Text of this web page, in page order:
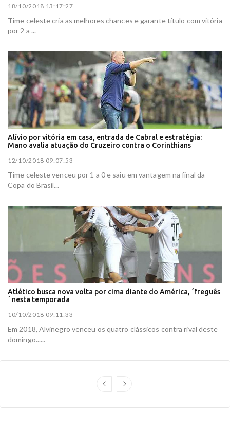
18/10/2018 13:17:27
Time celeste cria as melhores chances e garante título com vitória
por 2 a ...
Alívio por vitória em casa, entrada de Cabral e estratégia:
Mano avalia atuação do Cruzeiro contra o Corinthians
12/10/2018 09:07:53
Time celeste venceu por 1 a 0 e saiu em vantagem na final da
Copa do Brasil...
Atlético busca nova volta por cima diante do América, ´freguês
´ nesta temporada
10/10/2018 09:11:33
Em 2018, Alvinegro venceu os quatro clássicos contra rival deste
domingo......